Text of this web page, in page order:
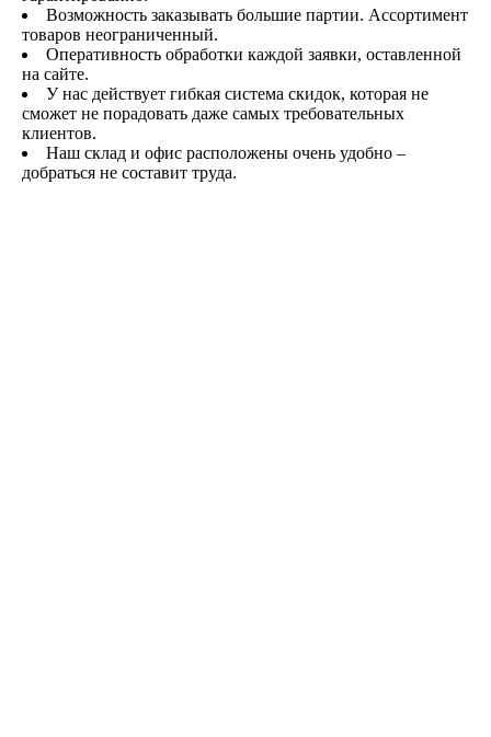
Возможность заказывать большие партии. Ассортимент
товаров неограниченный.
Оперативность обработки каждой заявки, оставленной
на сайте.
У нас действует гибкая система скидок, которая не
сможет не порадовать даже самых требовательных
клиентов.
Наш склад и офис расположены очень удобно –
добраться не составит труда.